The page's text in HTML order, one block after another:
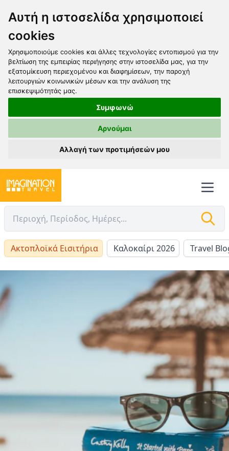
Αυτή η ιστοσελίδα χρησιμοποιεί
cookies
Χρησιμοποιούμε cookies και άλλες τεχνολογίες εντοπισμού για την
βελτίωση της εμπειρίας περιήγησης στην ιστοσελίδα μας, για την
εξατομίκευση περιεχομένου και διαφημίσεων, την παροχή
λειτουργιών κοινωνικών μέσων και την ανάλυση της
επισκεψιμότητάς μας.
Συμφωνώ
Αρνούμαι
Αλλαγή των προτιμήσεών μου
Ακτοπλοϊκά Εισιτήρια Καλοκαίρι 2026 Travel